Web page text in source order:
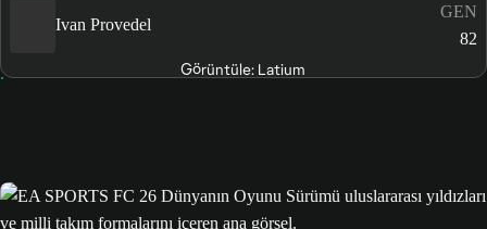
Ivan Provedel
GEN
82
Görüntüle: Latium